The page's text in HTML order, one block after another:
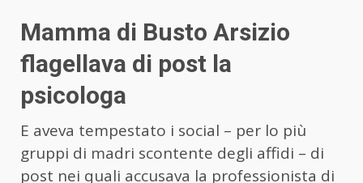
Mamma di Busto Arsizio
flagellava di post la
psicologa
E aveva tempestato i social – per lo più
gruppi di madri scontente degli affidi – di
post nei quali accusava la professionista di